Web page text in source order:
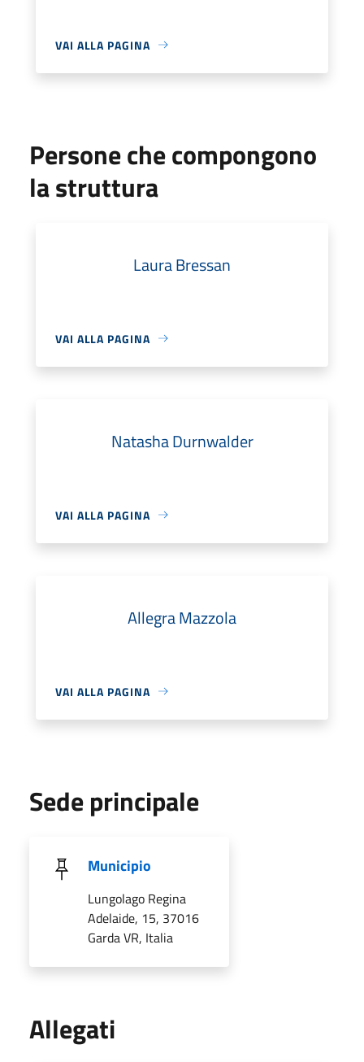
VAI ALLA PAGINA
Persone che compongono
la struttura
Laura Bressan
VAI ALLA PAGINA
Natasha Durnwalder
VAI ALLA PAGINA
Allegra Mazzola
VAI ALLA PAGINA
Sede principale
Municipio
Lungolago Regina
Adelaide, 15, 37016
Garda VR, Italia
Allegati